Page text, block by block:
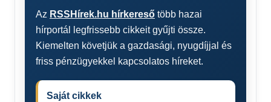
Az RSSHírek.hu hírkereső több hazai
hírportál legfrissebb cikkeit gyűjti össze.
Kiemelten követjük a gazdasági, nyugdíjjal és
friss pénzügyekkel kapcsolatos híreket.
Saját cikkek